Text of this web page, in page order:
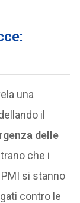
una
il
delle
che i
si stanno
contro le